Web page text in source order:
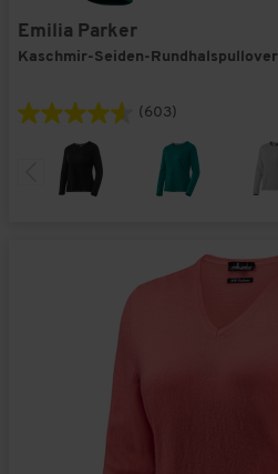
Emilia Parker
Kaschmir-Seiden-Rundhalspullover
(603)